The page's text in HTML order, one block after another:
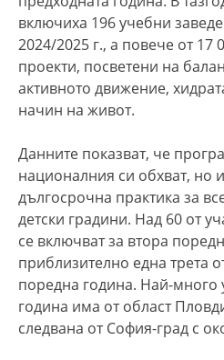
включиха 196 учебни
2024/2025 г., а повече от 17
проекти, посветени на
активното движение,
начин на живот.
Данните показват, че
националния си обхват, но
дългосрочна практика за
детски градини. Над 60 от
се включват за втора
приблизително една трета
поредна година. Най-много
година има от област
следвана от София-град с